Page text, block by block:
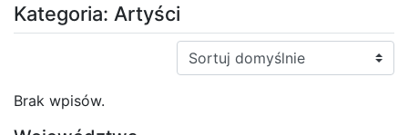
Kategoria: Artyści
Sortuj:
Brak wpisów.